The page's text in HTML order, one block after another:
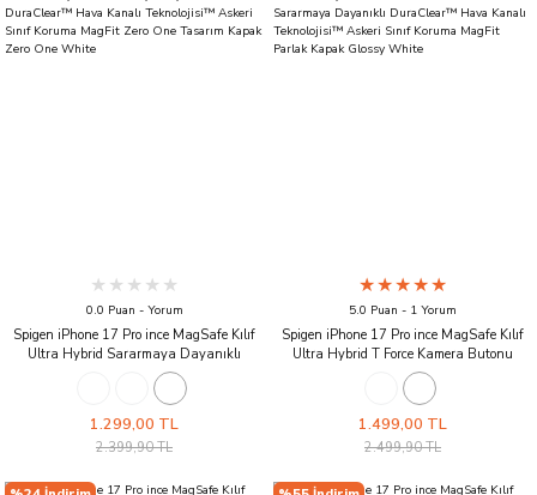
0.0 Puan - Yorum
Spigen iPhone 17 Pro ince MagSafe Kılıf
Ultra Hybrid Sararmaya Dayanıklı
DuraClear™ Hava Kanalı Teknolojisi™
Askeri Sınıf Koruma MagFit Zero One
1.299,00 TL
2.399,90 TL
5.0 Puan - 1 Yorum
Spigen iPhone 17 Pro ince MagSafe Kılıf
Ultra Hybrid T Force Kamera Butonu
Sararmaya Dayanıklı DuraClear™ Hava
Kanalı Teknolojisi™ Askeri Sınıf Koruma
1.499,00 TL
2.499,90 TL